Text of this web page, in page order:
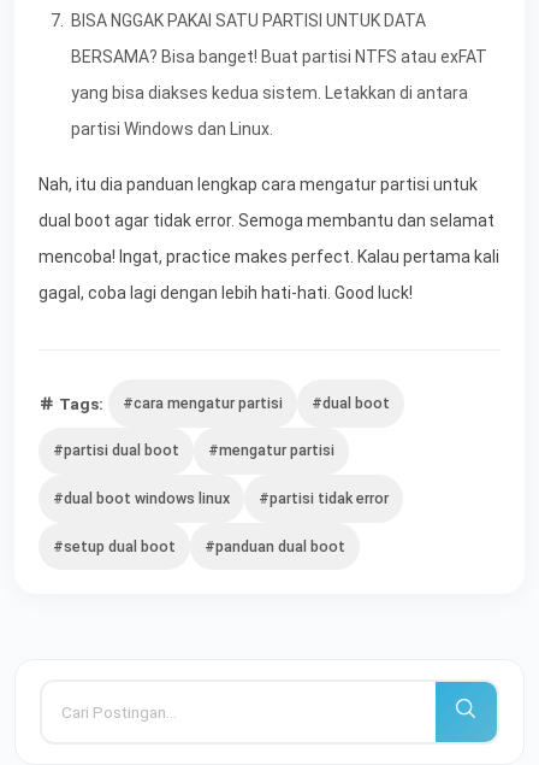
BISA NGGAK PAKAI SATU PARTISI UNTUK DATA
BERSAMA? Bisa banget! Buat partisi NTFS atau exFAT
yang bisa diakses kedua sistem. Letakkan di antara
partisi Windows dan Linux.
Nah, itu dia panduan lengkap cara mengatur partisi untuk
dual boot agar tidak error. Semoga membantu dan selamat
mencoba! Ingat, practice makes perfect. Kalau pertama kali
gagal, coba lagi dengan lebih hati-hati. Good luck!
Tags: #cara mengatur partisi #dual boot
#partisi dual boot #mengatur partisi
#dual boot windows linux #partisi tidak error
#setup dual boot #panduan dual boot